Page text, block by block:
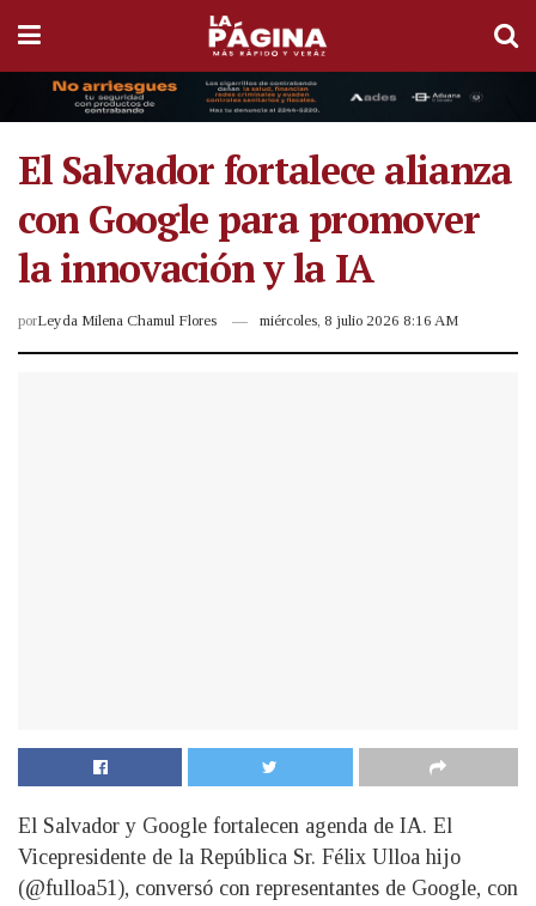
El Salvador fortalece alianza
con Google para promover
la innovación y la IA
porLeyda Milena Chamul Flores miércoles, 8 julio 2026 8:16 AM
El Salvador y Google fortalecen agenda de IA. El
Vicepresidente de la República Sr. Félix Ulloa hijo
(@fulloa51), conversó con representantes de Google, con